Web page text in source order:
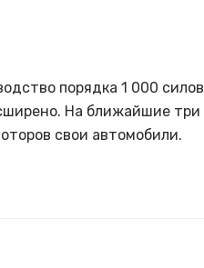
порядка 1 000
На ближайшие три
свои автомобили.